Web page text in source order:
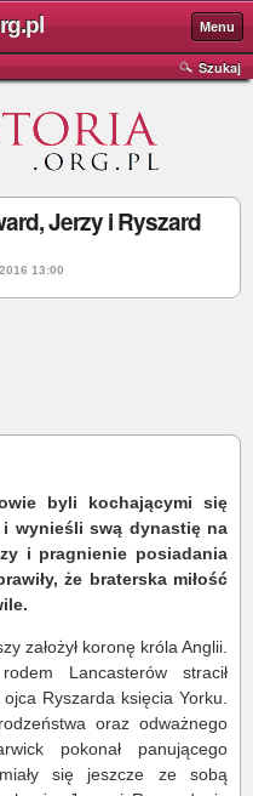
Menu
Szukaj
Jerzy i Ryszard
13:00
byli kochającymi się
wynieśli swą dynastię na
i pragnienie posiadania
że braterska miłość
założył koronę króla Anglii.
Lancasterów stracił
Ryszarda księcia Yorku.
oraz odważnego
pokonał panującego
się jeszcze ze sobą